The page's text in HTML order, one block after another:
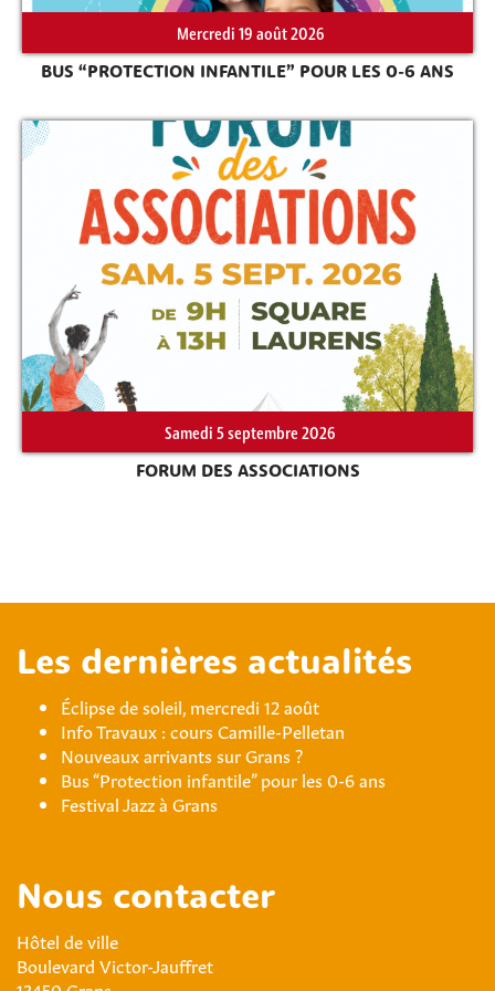
Mercredi 19 août 2026
BUS “PROTECTION INFANTILE” POUR LES 0-6 ANS
Samedi 5 septembre 2026
FORUM DES ASSOCIATIONS
Les dernières actualités
Éclipse de soleil, mercredi 12 août
Info Travaux : cours Camille-Pelletan
Nouveaux arrivants sur Grans ?
Bus “Protection infantile” pour les 0-6 ans
Festival Jazz à Grans
Nous contacter
Hôtel de ville
Boulevard Victor-Jauffret